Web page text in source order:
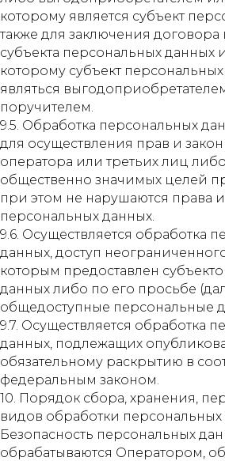
которому является субъект
также для заключения
субъекта персональных данных
которому субъект
являться
поручителем.
9.5. Обработка персональных
для осуществления прав и
оператора или третьих лиц
общественно значимых целей
при этом не нарушаются права
персональных данных.
9.6. Осуществляется обработка
данных, доступ
которым предоставлен
данных либо по его просьбе
общедоступные персональные
9.7. Осуществляется обработка
данных, подлежащих
обязательному раскрытию в
федеральным законом.
10. Порядок сбора, хранения,
видов обработки
Безопасность персональных
обрабатываются Оператором,